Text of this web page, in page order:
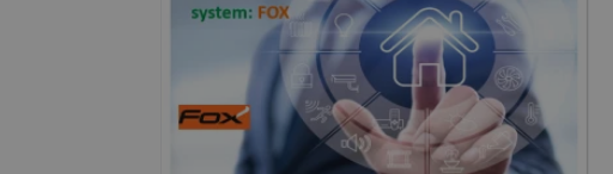
Marcin Nowicki
Ekspert mgr. inż. elektryk,
TIM SA
Zadaj pytanie
Renata
Januszewska
Ekspert Inżynieria
bezpieczeństwa
Zadaj pytanie